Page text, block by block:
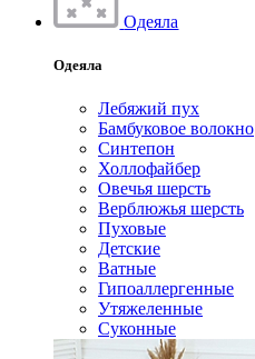
Одеяла
Одеяла
Лебяжий пух
Бамбуковое волокно
Синтепон
Холлофайбер
Овечья шерсть
Верблюжья шерсть
Пуховые
Детские
Ватные
Гипоаллергенные
Утяжеленные
Суконные